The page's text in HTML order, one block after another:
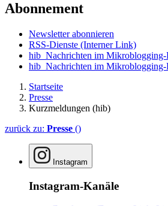
Abonnement
Newsletter abonnieren
RSS-Dienste (Interner Link)
hib_Nachrichten im
hib_Nachrichten im Mikroblogging-
Startseite
Presse
Kurzmeldungen (hib)
zurück zu: Presse ()
Instagram
Instagram-Kanäle